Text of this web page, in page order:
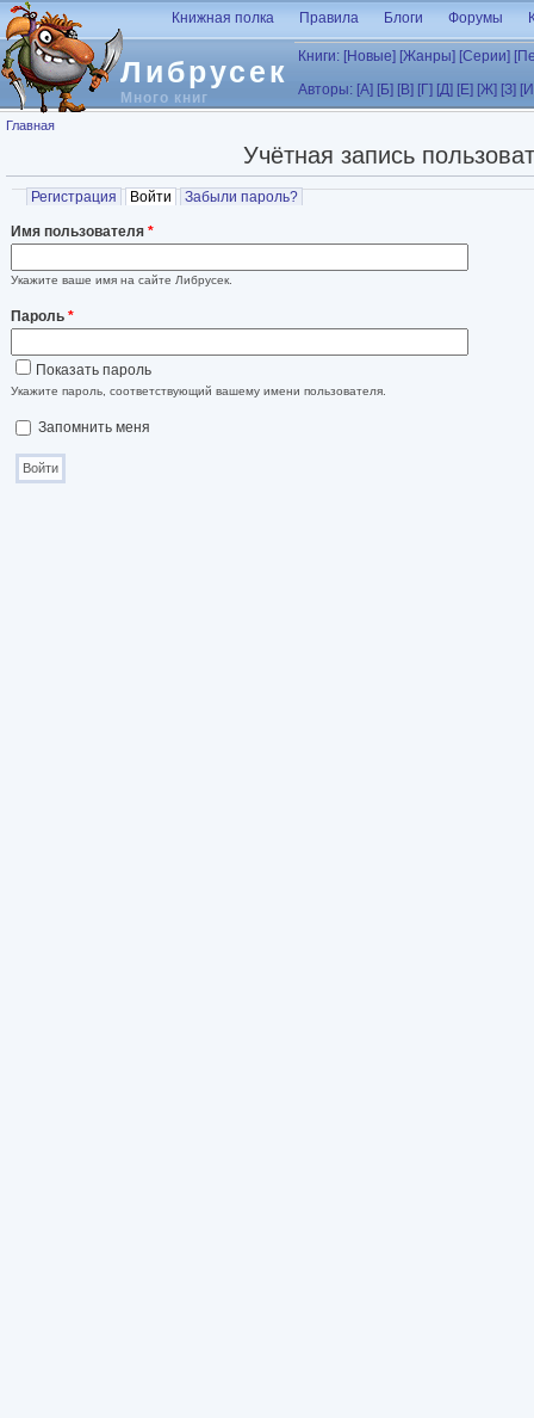
Перейти к основному содержанию
Либрусек
Много книг
Книжная полка Правила Блоги Форумы
Книги: [Новые] [Жанры] [Серии]
Авторы: [А] [Б] [В] [Г] [Д] [Е] [Ж] [З]
Вы здесь
Главная
Учётная запись
Главные вкладки
Регистрация Войти (активная вкладка)
Забыли пароль?
Имя пользователя *
Укажите ваше имя на сайте Либрусек.
Пароль *
Показать пароль
Укажите пароль, соответствующий вашему имени пользователя.
Запомнить меня